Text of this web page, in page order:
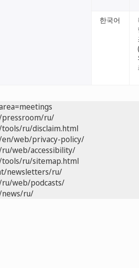
한국어
ru/
ru/disclaim.html
web/privacy-policy/
web/accessibility/
ru/sitemap.html
newsletters/ru/
web/podcasts/
ru/